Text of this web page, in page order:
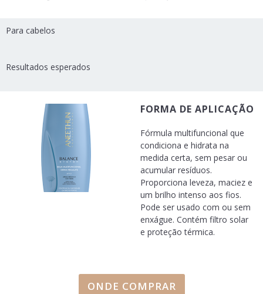
Para cabelos
Resultados esperados
FORMA DE APLICAÇÃO
Fórmula multifuncional que
condiciona e hidrata na
medida certa, sem pesar ou
acumular resíduos.
Proporciona leveza, maciez e
um brilho intenso aos fios.
Pode ser usado com ou sem
enxágue. Contém filtro solar
e proteção térmica.
ONDE COMPRAR